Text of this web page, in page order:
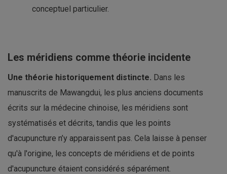
conceptuel particulier.
Les méridiens comme théorie incidente
Une théorie historiquement distincte. Dans les
manuscrits de Mawangdui, les plus anciens documents
écrits sur la médecine chinoise, les méridiens sont
systématisés et décrits, tandis que les points
d'acupuncture n’y apparaissent pas. Cela laisse à penser
qu'à l'origine, les concepts de méridiens et de points
d'acupuncture étaient considérés séparément.